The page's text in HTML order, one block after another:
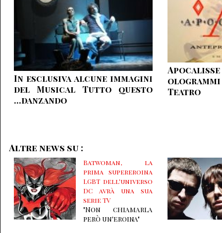
In esclusiva alcune immagini
del Musical Tutto questo
...danzando
Teatro
Altre news su :
Batwoman, la
prima supereroina
LGBT dell'universo
DC avrà una sua
serie TV
"Non chiamarla
però un'eroina"